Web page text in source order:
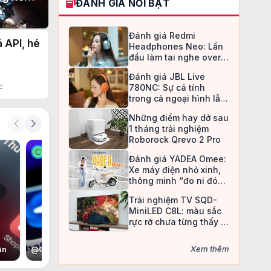
đao
API, hé
C
@Con voi còi Christine May
ĐÁNH GIÁ NỔI BẬT
Đánh giá Redmi
Headphones Neo: Lần
đầu làm tai nghe over-
an toàn
Đánh giá JBL Live
780NC: Sự cá tính
trong cả ngoại hình lẫn
Những điểm hay dở sau
1 tháng trải nghiệm
Roborock Qrevo 2 Pro
Đánh giá YADEA Omee:
Xe máy điện nhỏ xinh,
thông minh “đo ni đóng
Trải nghiệm TV SQD-
MiniLED C8L: màu sắc
rực rỡ chưa từng thấy ở
Xem thêm